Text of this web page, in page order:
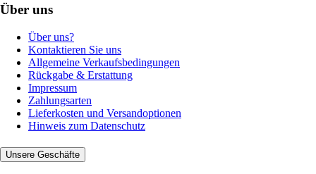
Über uns
Über uns?
Kontaktieren Sie uns
Allgemeine Verkaufsbedingungen
Rückgabe & Erstattung
Impressum
Zahlungsarten
Lieferkosten und Versandoptionen
Hinweis zum Datenschutz
Unsere Geschäfte